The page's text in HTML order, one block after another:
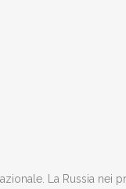
La Russia nei